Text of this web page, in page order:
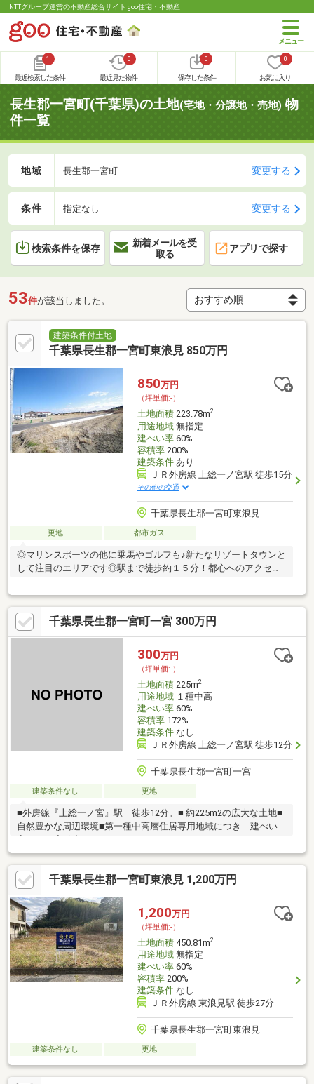
NTTグループ運営の不動産総合サイト goo住宅・不動産
1
最近検索した条件
0
最近見た物件
0
保存した条件
0
お気に入り
長生郡一宮町(千葉県)の土地(宅地・分譲地・売地) 物
件一覧
地域 長生郡一宮町 変更する
条件 指定なし 変更する
検索条件を保存
新着メールを受
取る
アプリで探す
53件が該当しました。
建築条件付土地
千葉県長生郡一宮町東浪見 850万円
850万円
（坪単価:-）
土地面積223.78m2
用途地域無指定
建ぺい率60%
容積率200%
建築条件あり
ＪＲ外房線 上総一ノ宮駅 徒歩15分
その他の交通
千葉県長生郡一宮町東浪見
更地 都市ガス
◎マリンスポーツの他に乗馬やゴルフも♪新たなリゾートタウンと
して注目のエリアです◎駅まで徒歩約１５分！都心へのアクセス
も快適！◎設備：公営水道・合併浄化槽・経済的な都市ガス◎敷
地６７坪超え、建築条件付き売地、趣味を楽しむ大人のための隠
れ家など豊富な建築プランあります！お気軽にお問い合わせくだ
さい。
千葉県長生郡一宮町一宮 300万円
300万円
（坪単価:-）
土地面積225m2
用途地域１種中高
建ぺい率60%
容積率172%
建築条件なし
ＪＲ外房線 上総一ノ宮駅 徒歩12分
千葉県長生郡一宮町一宮
建築条件なし 更地
■外房線『上総一ノ宮』駅 徒歩12分。■ 約225m2の広大な土地■
自然豊かな周辺環境■第一種中高層住居専用地域につき 建ぺい
千葉県長生郡一宮町東浪見 1,200万円
1,200万円
（坪単価:-）
土地面積450.81m2
用途地域無指定
建ぺい率60%
容積率200%
建築条件なし
ＪＲ外房線 東浪見駅 徒歩27分
千葉県長生郡一宮町東浪見
建築条件なし 更地